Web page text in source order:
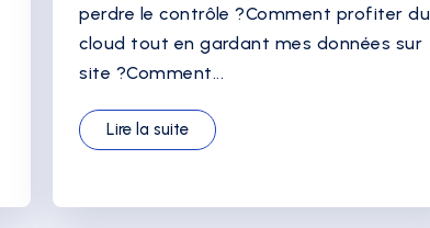
perdre le contrôle ?Comment profiter du
cloud tout en gardant mes données sur
site ?Comment...
Lire la suite